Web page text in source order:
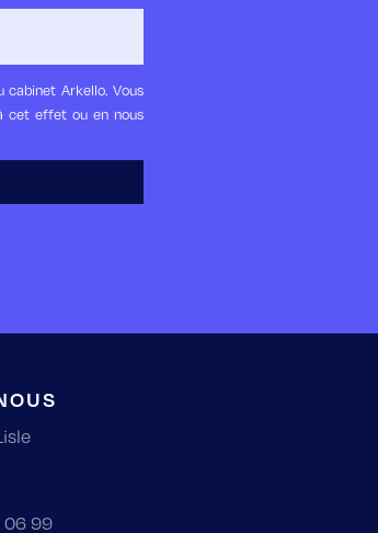
cabinet Arkello. Vous
cet effet ou en nous
06 99